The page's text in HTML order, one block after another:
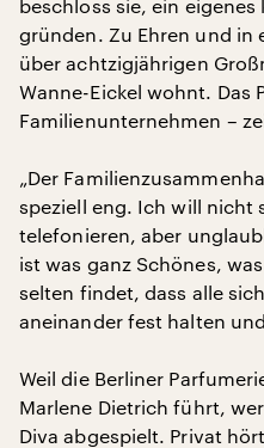
beschloss sie, ein
gründen. Zu Ehren und in
über achtzigjährigen
Wanne-Eickel wohnt. Das
Familienunternehmen –
„Der
speziell eng. Ich will nicht
telefonieren, aber
ist was ganz Schönes,
selten findet, dass alle
aneinander fest halten
Weil die Berliner
Marlene Dietrich führt,
Diva abgespielt. Privat